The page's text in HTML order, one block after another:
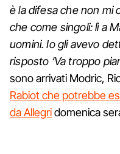
è la difesa che non mi
che come singoli: lì a
uomini. Io gli avevo
risposto ‘Va troppo
sono arrivati Modric,
Rabiot che potrebbe
da Allegridomenica